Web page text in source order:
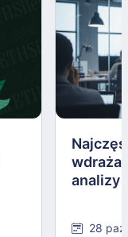
analizy
28